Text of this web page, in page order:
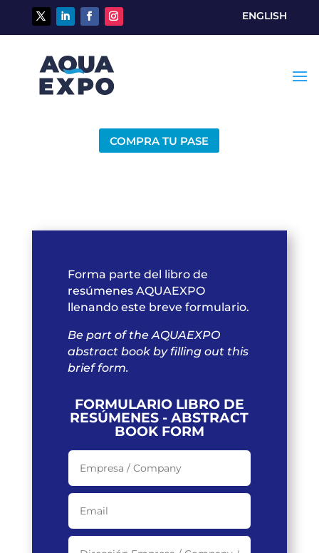
ENGLISH
COMPRA TU PASE
Forma parte del libro de
resúmenes AQUAEXPO
llenando este breve formulario.
Be part of the AQUAEXPO
abstract book by filling out this
brief form.
FORMULARIO LIBRO DE
RESÚMENES - ABSTRACT
BOOK FORM